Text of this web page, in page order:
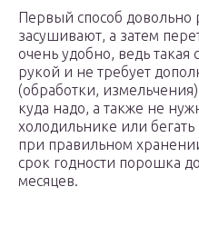
Первый способ довольно
засушивают, а затем
очень удобно, ведь такая
рукой и не требует
(обработки,
куда надо, а также не
холодильнике или
при правильном
срок годности порошка
месяцев.